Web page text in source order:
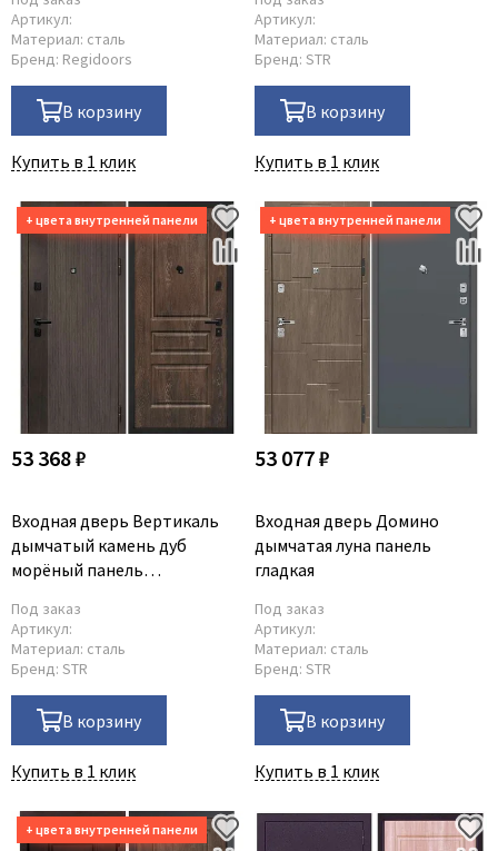
Артикул:
Материал: сталь
Бренд: Regidoors
В корзину
Купить в 1 клик
Артикул:
Материал: сталь
Бренд: STR
В корзину
Купить в 1 клик
53 368 ₽
Входная дверь Вертикаль
дымчатый камень дуб
морёный панель
Под заказ
Артикул:
Материал: сталь
Бренд: STR
В корзину
Купить в 1 клик
53 077 ₽
Входная дверь Домино
дымчатая луна панель
гладкая
Под заказ
Артикул:
Материал: сталь
Бренд: STR
В корзину
Купить в 1 клик